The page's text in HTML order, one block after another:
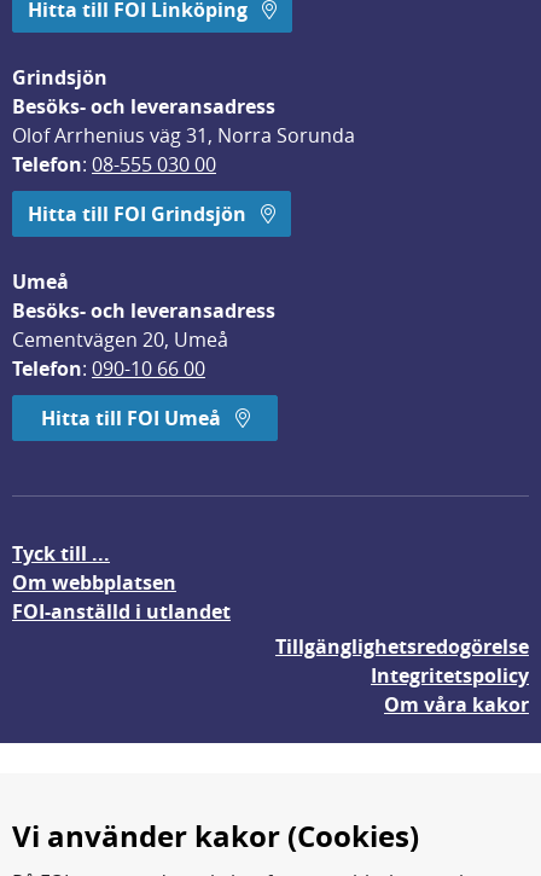
Hitta till FOI Linköping
Grindsjön
Besöks- och leveransadress
Olof Arrhenius väg 31, Norra Sorunda
Telefon: 08-555 030 00
Hitta till FOI Grindsjön
Umeå
Besöks- och leveransadress
Cementvägen 20, Umeå
Telefon: 090-10 66 00
Hitta till FOI Umeå
Tyck till ...
Om webbplatsen
FOI-anställd i utlandet
Tillgänglighetsredogörelse
Integritetspolicy
Om våra kakor
Vi använder kakor (Cookies)